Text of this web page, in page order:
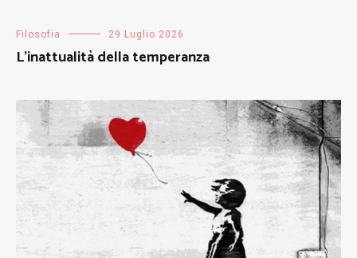
Filosofia 29 Luglio 2026
L’inattualità della temperanza